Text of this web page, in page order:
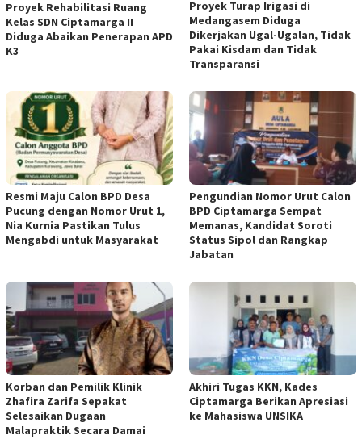
Proyek Rehabilitasi Ruang
Kelas SDN Ciptamarga II
Diduga Abaikan Penerapan APD
K3
Proyek Turap Irigasi di
Medangasem Diduga
Dikerjakan Ugal-Ugalan, Tidak
Pakai Kisdam dan Tidak
Transparansi
Resmi Maju Calon BPD Desa
Pucung dengan Nomor Urut 1,
Nia Kurnia Pastikan Tulus
Mengabdi untuk Masyarakat
Pengundian Nomor Urut Calon
BPD Ciptamarga Sempat
Memanas, Kandidat Soroti
Status Sipol dan Rangkap
Jabatan
Korban dan Pemilik Klinik
Zhafira Zarifa Sepakat
Selesaikan Dugaan
Malapraktik Secara Damai
Akhiri Tugas KKN, Kades
Ciptamarga Berikan Apresiasi
ke Mahasiswa UNSIKA